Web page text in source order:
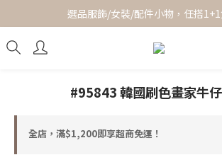
全館滿$1,200即享超商免運
選品服飾/女裝/配件小物，任搭1+1
全館滿$1,200即享超商免運！
#95843 韓國刷色畫家牛
全店，滿$1,200即享超商免運！